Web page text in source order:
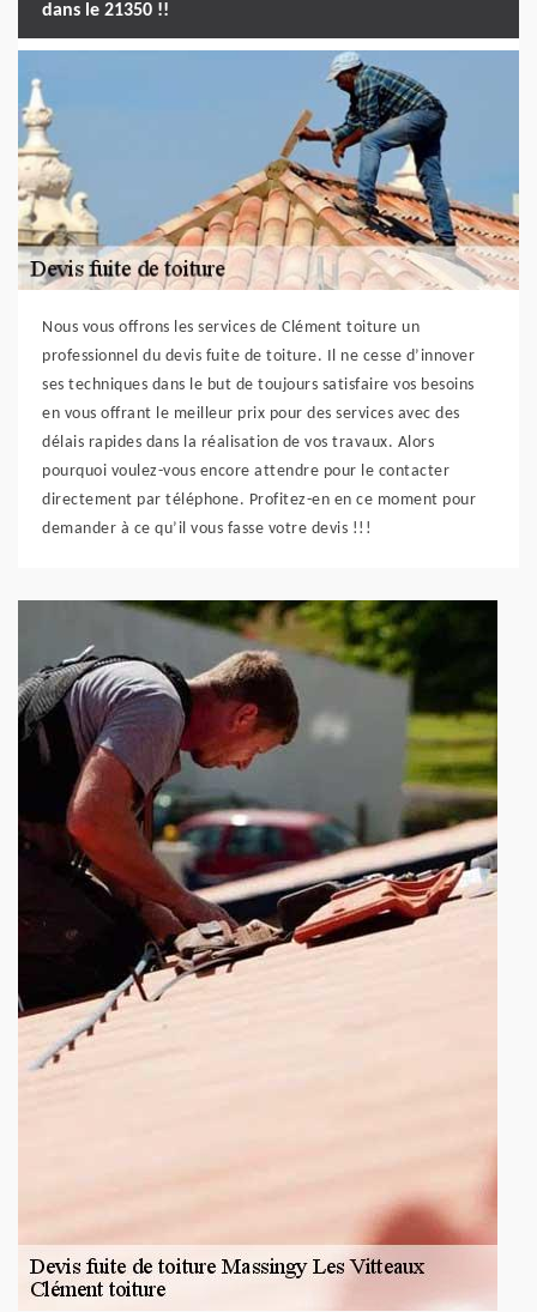
dans le 21350 !!
Nous vous offrons les services de Clément toiture un
professionnel du devis fuite de toiture. Il ne cesse d’innover
ses techniques dans le but de toujours satisfaire vos besoins
en vous offrant le meilleur prix pour des services avec des
délais rapides dans la réalisation de vos travaux. Alors
pourquoi voulez-vous encore attendre pour le contacter
directement par téléphone. Profitez-en en ce moment pour
demander à ce qu’il vous fasse votre devis !!!